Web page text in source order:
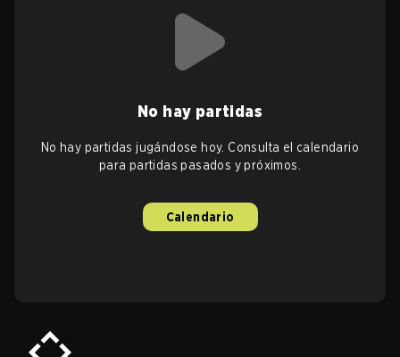
No hay partidas
No hay partidas jugándose hoy. Consulta el calendario
para partidas pasados y próximos.
Calendario